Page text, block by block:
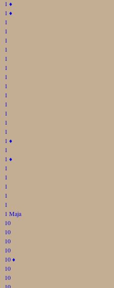
1 ♦
1 ♦
1
1
1
1
1
1
1
1
1
1
1
1
1
1 ♦
1
1 ♦
1
1
1
1
1
1 Maja
10
10
10
10
10♦
10
10
10